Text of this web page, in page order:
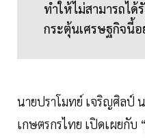
ทำให้ไม่สามารถได้
กระตุ้นเศรษฐกิจนี้อ
นายปราโมทย์ เจริญศิลป์
เกษตรกรไทย เปิดเผยกับ